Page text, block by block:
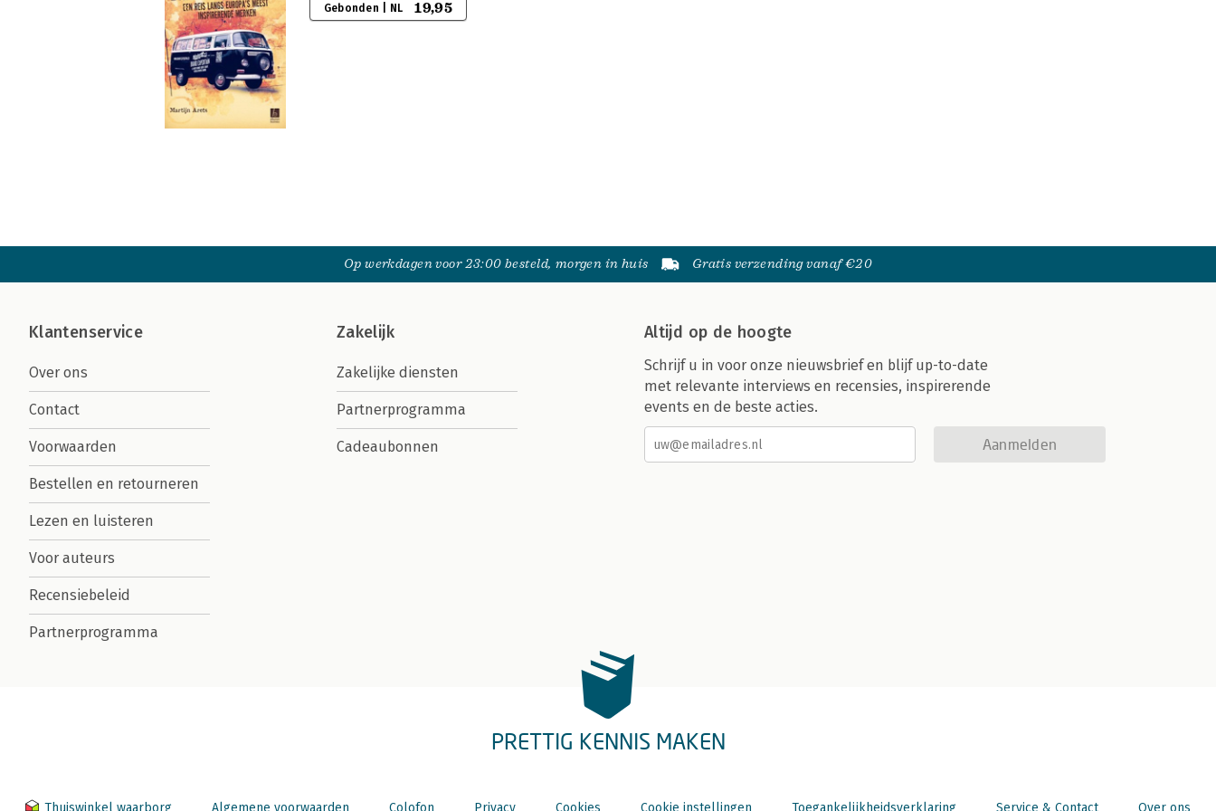
Gebonden | NL 19,95
Op werkdagen voor 23:00 besteld, morgen in huis Gratis verzending vanaf €20
Klantenservice
Over ons
Contact
Voorwaarden
Bestellen en retourneren
Lezen en luisteren
Voor auteurs
Recensiebeleid
Partnerprogramma
Zakelijk
Zakelijke diensten
Partnerprogramma
Cadeaubonnen
Altijd op de hoogte
Schrijf u in voor onze nieuwsbrief en blijf up-to-date
met relevante interviews en recensies, inspirerende
events en de beste acties.
Aanmelden
PRETTIG KENNIS MAKEN
Thuiswinkel waarborg Algemene voorwaarden Colofon Privacy Cookies Cookie instellingen Toegankelijkheidsverklaring Service & Contact Over ons